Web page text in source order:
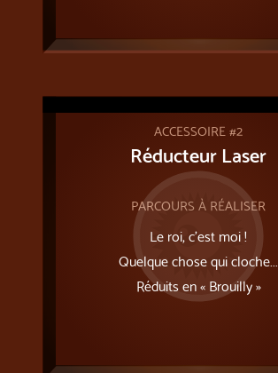
ACCESSOIRE #2
Réducteur Laser
PARCOURS À RÉALISER
Le roi, c'est moi !
Quelque chose qui cloche...
Réduits en « Brouilly »